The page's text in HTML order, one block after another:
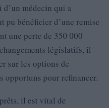
d’un médecin qui a
pu bénéficier d’une remise
une perte de 350 000
législatifs, il
sur les options de
opportuns pour refinancer.
il est vital de